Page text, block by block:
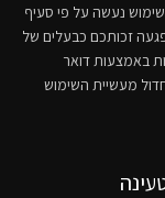
נעשה על פי סעיף
- 2007, אם לדעתכם נפגעה זכותכם כבעלים של
באמצעות דואר
מעשיית השימוש